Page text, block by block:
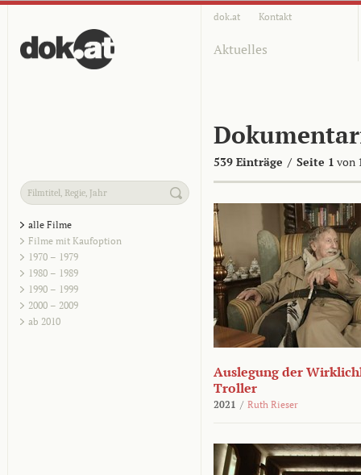
dok.at Kontakt
Aktuelles
539 Einträge / Seite 1 von
alle Filme
Filme mit Kaufoption
1970 – 1979
1980 – 1989
1990 – 1999
2000 – 2009
ab 2010
Auslegung der
Troller
2021 / Ruth Rieser